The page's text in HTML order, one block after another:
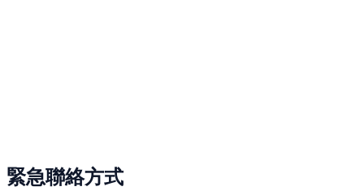
緊急聯絡方式